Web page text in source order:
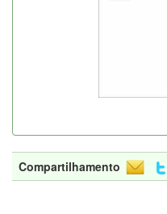
Compartilhamento